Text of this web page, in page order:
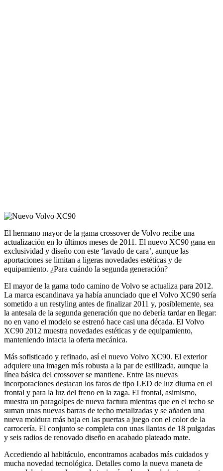
El hermano mayor de la gama crossover de Volvo recibe una
actualización en lo últimos meses de 2011. El nuevo XC90 gana en
exclusividad y diseño con este ‘lavado de cara’, aunque las
aportaciones se limitan a ligeras novedades estéticas y de
equipamiento. ¿Para cuándo la segunda generación?
El mayor de la gama todo camino de Volvo se actualiza para 2012.
La marca escandinava ya había anunciado que el Volvo XC90 sería
sometido a un restyling antes de finalizar 2011 y, posiblemente, sea
la antesala de la segunda generación que no debería tardar en llegar:
no en vano el modelo se estrenó hace casi una década. El Volvo
XC90 2012 muestra novedades estéticas y de equipamiento,
manteniendo intacta la oferta mecánica.
Más sofisticado y refinado, así el nuevo Volvo XC90. El exterior
adquiere una imagen más robusta a la par de estilizada, aunque la
línea básica del crossover se mantiene. Entre las nuevas
incorporaciones destacan los faros de tipo LED de luz diurna en el
frontal y para la luz del freno en la zaga. El frontal, asimismo,
muestra un paragolpes de nueva factura mientras que en el techo se
suman unas nuevas barras de techo metalizadas y se añaden una
nueva moldura más baja en las puertas a juego con el color de la
carrocería. El conjunto se completa con unas llantas de 18 pulgadas
y seis radios de renovado diseño en acabado plateado mate.
Accediendo al habitáculo, encontramos acabados más cuidados y
mucha novedad tecnológica. Detalles como la nueva maneta de